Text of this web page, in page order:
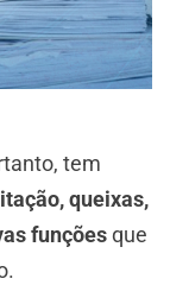
tem
queixas,
funçõesque